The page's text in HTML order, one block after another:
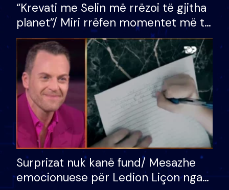
“Krevati me Selin më rrëzoi të gjitha
planet”/ Miri rrëfen momentet më të
bukura në shtëpinë e BB VIP: Do më
mungojë zilja e mëngjesit kur…
Surprizat nuk kanë fund/ Mesazhe
emocionuese për Ledion Liçon nga